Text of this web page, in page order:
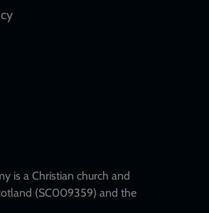
is a Christian church and
(SC009359) and the